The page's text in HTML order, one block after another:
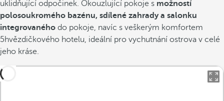
uklidňující odpočinek. Okouzlující pokoje s možností
polosoukromého bazénu, sdílené zahrady a salonku
integrovaného do pokoje, navíc s veškerým komfortem
5hvězdičkového hotelu, ideální pro vychutnání ostrova v celé
jeho kráse.